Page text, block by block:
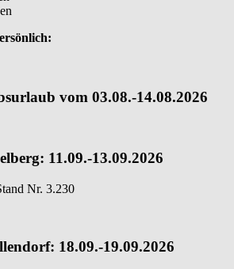
vom 03.08.-14.08.2026
11.09.-13.09.2026
Nr. 3.230
18.09.-19.09.2026